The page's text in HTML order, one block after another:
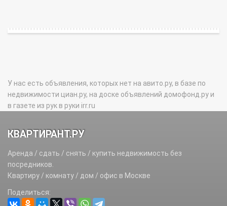
У нас есть объявления, которых нет на авито.ру, в базе по
недвижимости циан.ру, на доске объявлений домофонд.ру и
в газете из рук в руки irr.ru
КВАРТИРАНТ.РУ
Аренда / сдать / снять / купить недвижимость без
посредников.
Квартиру / комнату / дом / офис в Москве
Поделиться: